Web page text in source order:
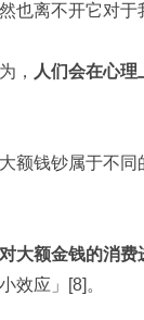
也离不开它对于
， 人们会在心
额钱钞属于不
对大额金钱的消
效应」[8]。